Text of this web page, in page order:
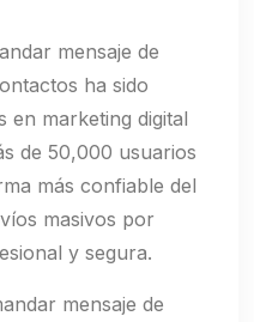
mensaje de
ha sido
en marketing digital
de 50,000 usuarios
más confiable del
masivos por
y segura.
mensaje de